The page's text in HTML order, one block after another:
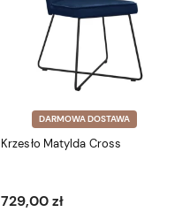
DARMOWA DOSTAWA
Krzesło Matylda Cross
729,00 zł